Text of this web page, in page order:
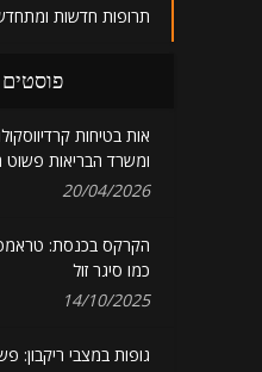
תרופות חדשות
אות בטיחות
ומשרד הבריאות
20/04/2026
הקרקס בכנסת:
כמו סיגר זול
14/10/2025
גופות במצבי ריקבון: